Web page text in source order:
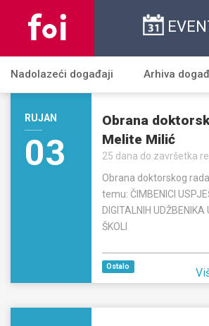
Nadolazeći događaji Arhiva
RUJAN
03
Obrana
Melite Milić
25 dana do završetka
Obrana doktorskog
temu: ČIMBENICI
DIGITALNIH UDŽBENIKA
ŠKOLI
Ostalo